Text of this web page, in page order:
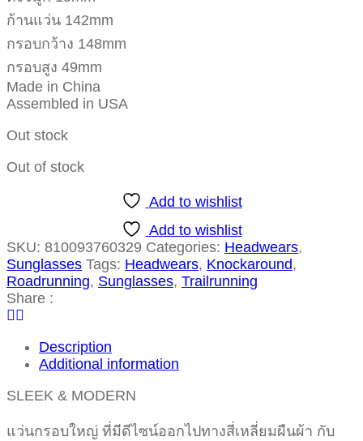
ก้านแว่น 142mm
กรอบกว้าง 148mm
กรอบสูง 49mm
Made in China
Assembled in USA
Out stock
Out of stock
Add to wishlist
Add to wishlist
SKU: 810093760329 Categories: Headwears,
Sunglasses Tags: Headwears, Knockaround,
Roadrunning, Sunglasses, Trailrunning
Share :
Description
Additional information
SLEEK & MODERN
แว่นกรอบใหญ่ ที่มีดีไซน์ออกไปทางสี่เหลี่ยมผืนผ้า กับ